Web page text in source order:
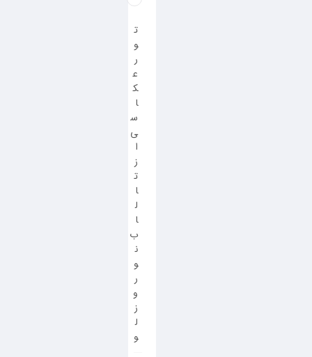
ت
و
ر
ع
ک
ا
س
ی
ا
ز
ت
ا
ل
ا
ب
ن
و
ر
و
ز
ل
و